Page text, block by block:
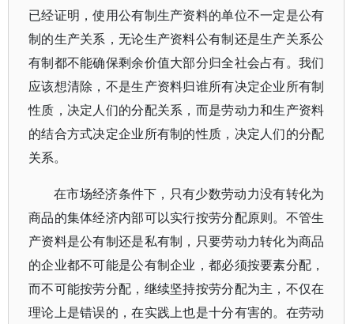
已经证明，使用公有制生产资料的单位不一定是公有
制的生产关系，无论生产资料公有制还是生产关系公
有制都不能确保剩余价值大部分归全社会占有。我们
应该想清除，不是生产资料归谁所有决定企业所有制
性质，决定人们的分配关系，而是劳动力和生产资料
的结合方式决定企业所有制的性质，决定人们的分配
关系。
在市场经济条件下，只有少数劳动力没有转化为
商品的集体经济内部可以实行按劳分配原则。不管生
产资料是公有制还是私有制，只要劳动力转化为商品
的企业都不可能是公有制企业，都必须按要素分配，
而不可能按劳分配，继续坚持按劳分配为主，不仅在
理论上是错误的，在实践上也是十分有害的。在劳动